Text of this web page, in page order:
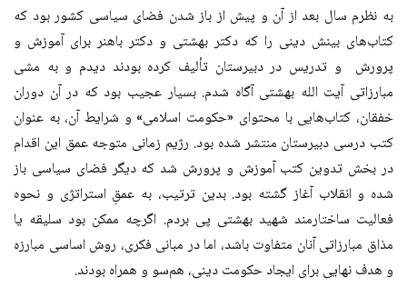
به نظرم سال بعد از آن و پیش از باز شدن فضای سیاسی کشور بود که
کتاب‌های بینش دینی را که دکتر بهشتی و دکتر باهنر برای آموزش و
پرورش و تدریس در دبیرستان تألیف کرده بودند دیدم و به مشی
مبارزاتی آیت الله بهشتی آگاه شدم. بسیار عجیب بود که در آن دوران
خفقان، کتاب‌هایی با محتوای «حکومت اسلامی» و شرایط آن، به عنوان
کتب درسی دبیرستان منتشر شده بود. رژیم زمانی متوجه عمق این اقدام
در بخش تدوین کتب آموزش و پرورش شد که دیگر فضای سیاسی باز
شده و انقلاب آغاز گشته بود. بدین ترتیب، به عمقِ استراتژی و نحوه
فعالیت ساختارمند شهید بهشتی پی بردم. اگرچه ممکن بود سلیقه یا
مذاق مبارزاتی آنان متفاوت باشد، اما در مبانی فکری، روش اساسی مبارزه
و هدف نهایی برای ایجاد حکومت دینی، هم‌سو و همراه بودند.